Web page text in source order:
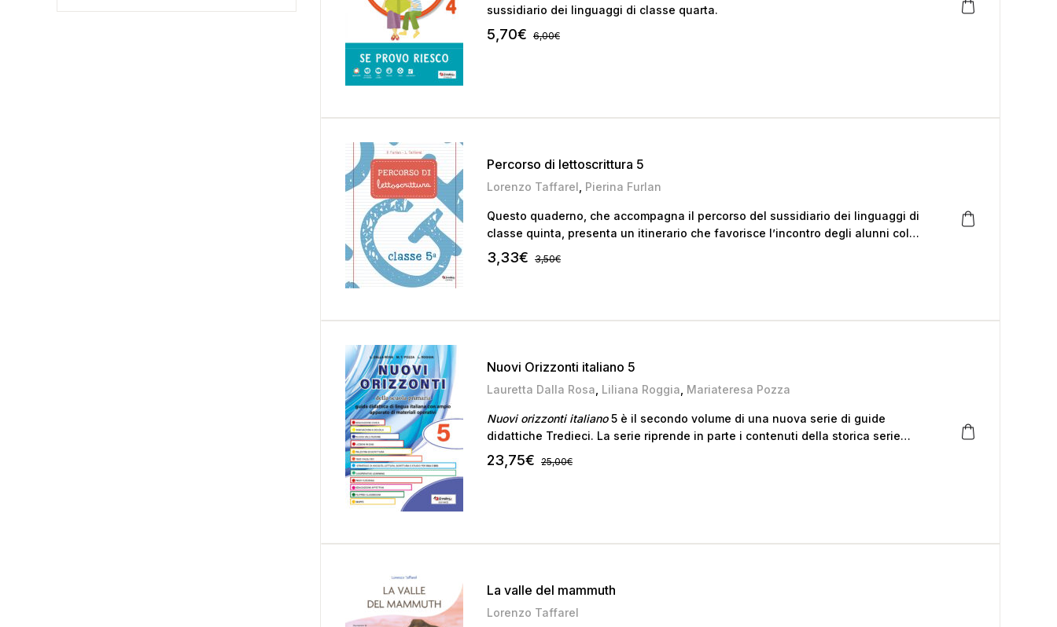
sussidiario dei linguaggi di classe quarta.
5,70€ 6,00€
Percorso di lettoscrittura 5
Lorenzo Taffarel Pierina Furlan
Questo quaderno, che accompagna il percorso del sussidiario dei linguaggi di
classe quinta, presenta un itinerario che favorisce l’incontro degli alunni col
testo scritto.
3,33€ 3,50€
Nuovi Orizzonti italiano 5
Lauretta Dalla Rosa Liliana Roggia Mariateresa Pozza
Nuovi orizzonti italiano5 è il secondo volume di una nuova serie di guide
didattiche Tredieci. La serie riprende in parte i contenuti della storica serie
“Orizzonti” aggiornandola alle modalità introdotte dalla nuova valutazione
periodica e finale degli apprendimenti ed ampliandola con nuovi strumenti per
23,75€ 25,00€
La valle del mammuth
Lorenzo Taffarel